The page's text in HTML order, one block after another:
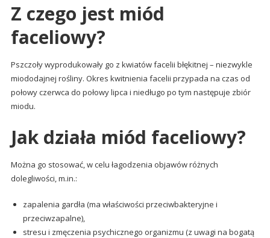
Z czego jest miód
faceliowy?
Pszczoły wyprodukowały go z kwiatów facelii błękitnej – niezwykle
miododajnej rośliny. Okres kwitnienia facelii przypada na czas od
połowy czerwca do połowy lipca i niedługo po tym następuje zbiór
miodu.
Jak działa miód faceliowy?
Można go stosować, w celu łagodzenia objawów różnych
dolegliwości, m.in.:
zapalenia gardła (ma właściwości przeciwbakteryjne i
przeciwzapalne),
stresu i zmęczenia psychicznego organizmu (z uwagi na bogatą